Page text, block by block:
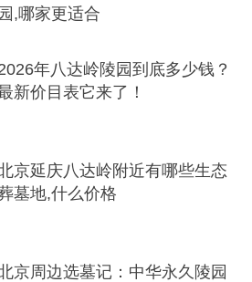
园,哪家更适合
年八达岭陵园到底多少钱？
新价目表它来了！
京延庆八达岭附近有哪些生态
墓地,什么价格
京周边选墓记：中华永久陵园